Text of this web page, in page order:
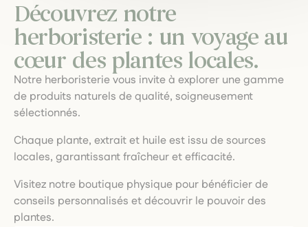
Découvrez notre
herboristerie : un voyage au
cœur des plantes locales.
Notre herboristerie vous invite à explorer une gamme
de produits naturels de qualité, soigneusement
sélectionnés.
Chaque plante, extrait et huile est issu de sources
locales, garantissant fraîcheur et efficacité.
Visitez notre boutique physique pour bénéficier de
conseils personnalisés et découvrir le pouvoir des
plantes.